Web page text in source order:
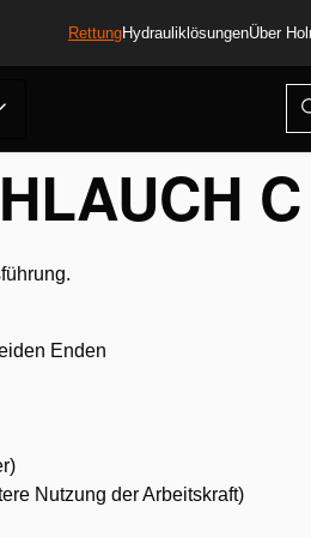
RettungHydrauliklösungenÜber
Enden
Nutzung der Arbeitskraft)